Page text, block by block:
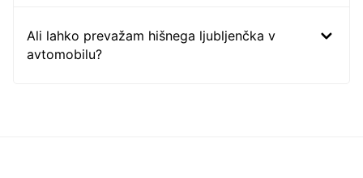
Ali lahko prevažam hišnega ljubljenčka v
avtomobilu?